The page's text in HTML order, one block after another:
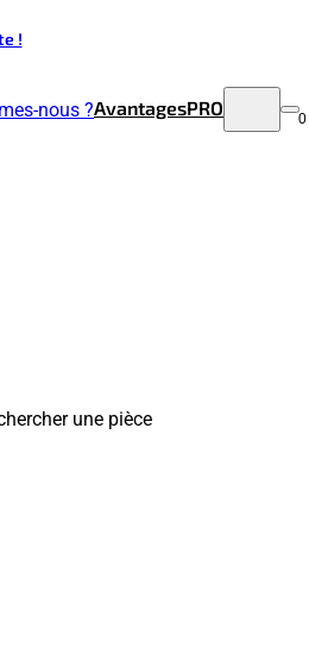
!
nous ?AvantagesPRO 0
une pièce